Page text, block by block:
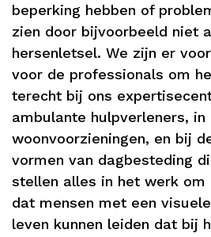
beperking hebben of
zien door bijvoorbeeld niet
hersenletsel. We zijn er
voor de professionals om
terecht bij ons
ambulante hulpverleners, in
woonvoorzieningen, en bij
vormen van dagbesteding
stellen alles in het werk om
dat mensen met een
leven kunnen leiden dat bij